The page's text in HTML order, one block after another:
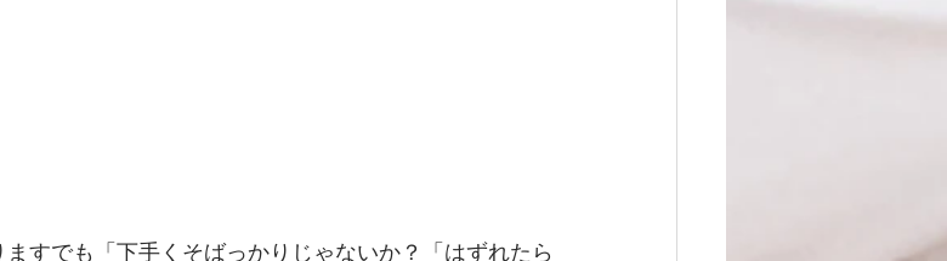
すでも「下手くそばっかりじゃないか？「はずれたら